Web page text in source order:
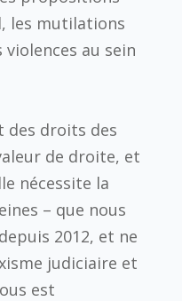
les mutilations
au sein
des droits des
de droite, et
nécessite la
– que nous
2012, et ne
judiciaire et
est